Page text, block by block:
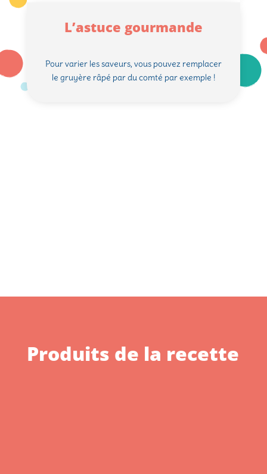
L’astuce gourmande
Pour varier les saveurs, vous pouvez remplacer
le gruyère râpé par du comté par exemple !
Produits de la recette